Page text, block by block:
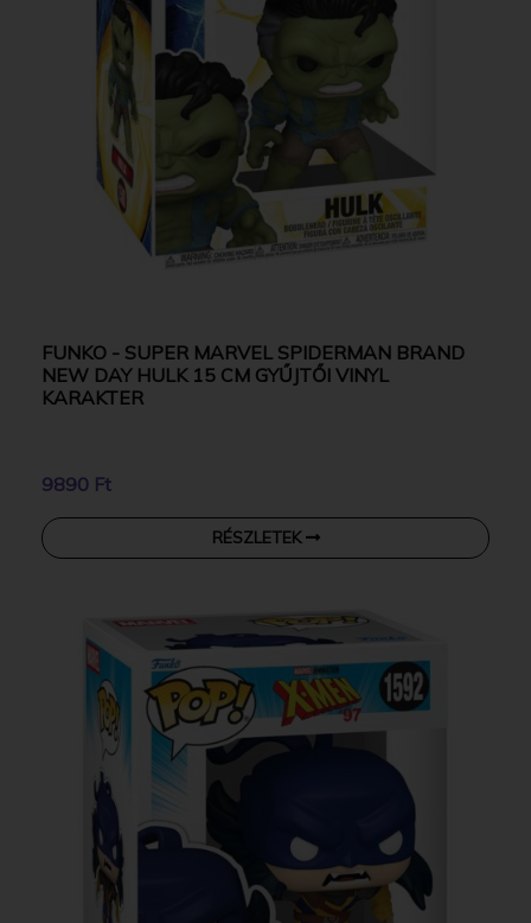
FUNKO - SUPER MARVEL SPIDERMAN BRAND
NEW DAY HULK 15 CM GYŰJTŐI VINYL
KARAKTER
9890 Ft
RÉSZLETEK